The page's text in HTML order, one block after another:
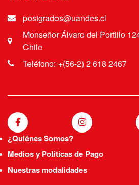
postgrados@uandes.cl
Monseñor Álvaro del Portillo
Chile
Teléfono: +(56-2) 2 618 2467
¿Quiénes Somos?
Medios y Políticas de Pago
Nuestras modalidades